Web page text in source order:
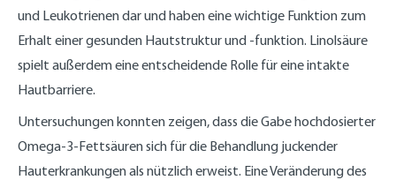
und Leukotrienen dar und haben eine wichtige Funktion zum
Erhalt einer gesunden Hautstruktur und -funktion. Linolsäure
spielt außerdem eine entscheidende Rolle für eine intakte
Hautbarriere.
Untersuchungen konnten zeigen, dass die Gabe hochdosierter
Omega-3-Fettsäuren sich für die Behandlung juckender
Hauterkrankungen als nützlich erweist. Eine Veränderung des